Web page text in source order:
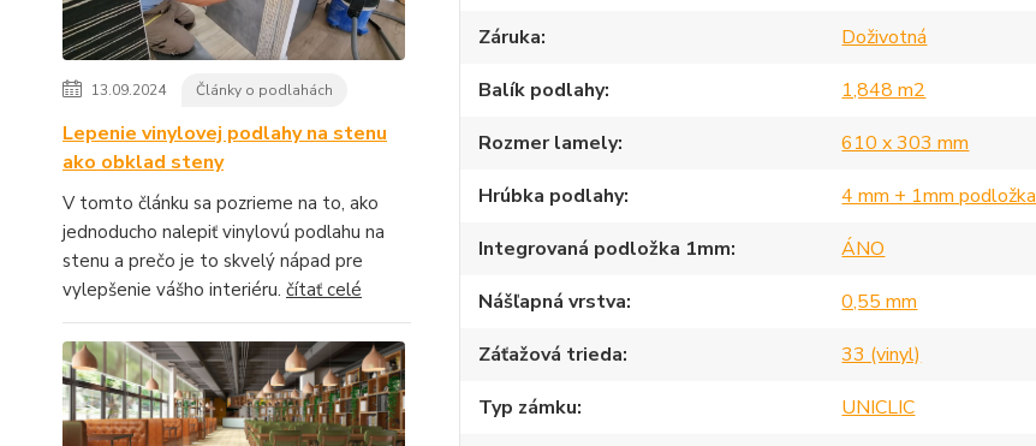
13.09.2024 Články o podlahách
Lepenie vinylovej podlahy na stenu
ako obklad steny
V tomto článku sa pozrieme na to, ako
jednoducho nalepiť vinylovú podlahu na
stenu a prečo je to skvelý nápad pre
vylepšenie vášho interiéru. čítať celé
Záruka
Doživotná
Balík podlahy
1,848 m2
Rozmer lamely
610 x 303 mm
Hrúbka podlahy
4 mm + 1mm podložka
Integrovaná podložka 1mm
ÁNO
Nášľapná vrstva
0,55 mm
Záťažová trieda
33 (vinyl)
Typ zámku
UNICLIC